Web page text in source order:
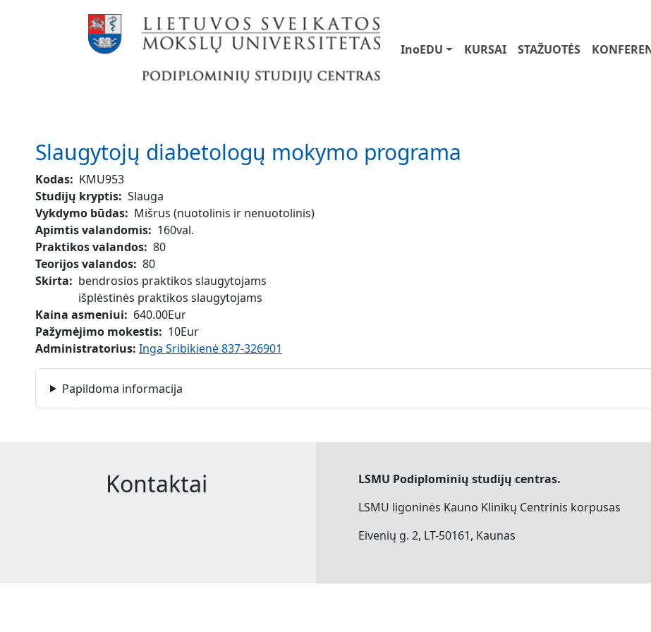
Main navigation
InoEDU KURSAI STAŽUOTĖS
Slaugytojų diabetologų mokymo programa
Kodas
KMU953
Studijų kryptis Slauga
Vykdymo būdas
Mišrus (nuotolinis ir nenuotolinis)
Apimtis valandomis
160val.
Praktikos valandos 80
Teorijos valandos 80
Skirta
bendrosios praktikos slaugytojams
išplėstinės praktikos slaugytojams
Kaina asmeniui
640.00Eur
Pažymėjimo mokestis
10Eur
Administratorius: Inga Sribikienė 837-326901
Papildoma informacija
Kontaktai
LSMU Podiplominių studijų centras.
LSMU ligoninės Kauno Klinikų Centrinis korpusas
Eivenių g. 2, LT-50161, Kaunas